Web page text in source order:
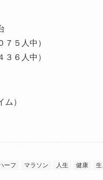
５人中）
６人中）
）
ーフ マラソン 人生 健康 生